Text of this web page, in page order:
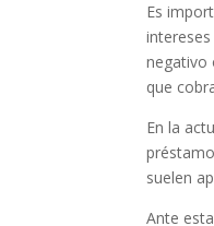
Es
negativo
que
En la
suelen
Ante